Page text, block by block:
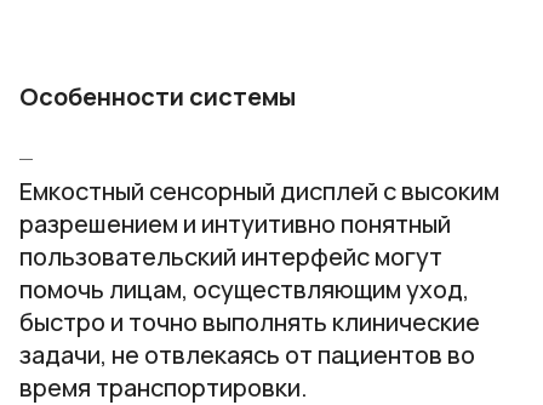
Особенности системы
Емкостный сенсорный дисплей с высоким
разрешением и интуитивно понятный
пользовательский интерфейс могут
помочь лицам, осуществляющим уход,
быстро и точно выполнять клинические
задачи, не отвлекаясь от пациентов во
время транспортировки.